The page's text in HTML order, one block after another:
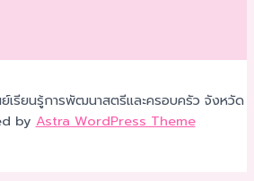
รียนรู้การพัฒนาสตรีและครอบครัว จังหวัด
byAstra WordPress Theme